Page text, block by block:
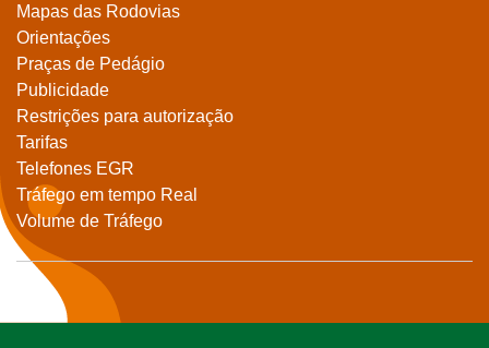
Mapas das Rodovias
Orientações
Praças de Pedágio
Publicidade
Restrições para autorização
Tarifas
Telefones EGR
Tráfego em tempo Real
Volume de Tráfego